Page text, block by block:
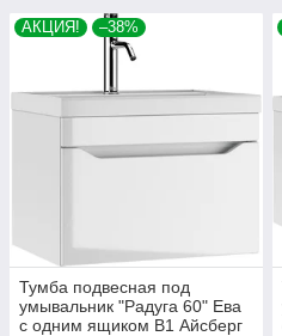
АКЦИЯ! –38%
Тумба подвесная под
умывальник "Радуга 60" Ева
с одним ящиком В1 Айсберг